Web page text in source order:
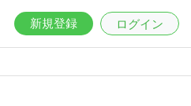
新規登録 ログイン